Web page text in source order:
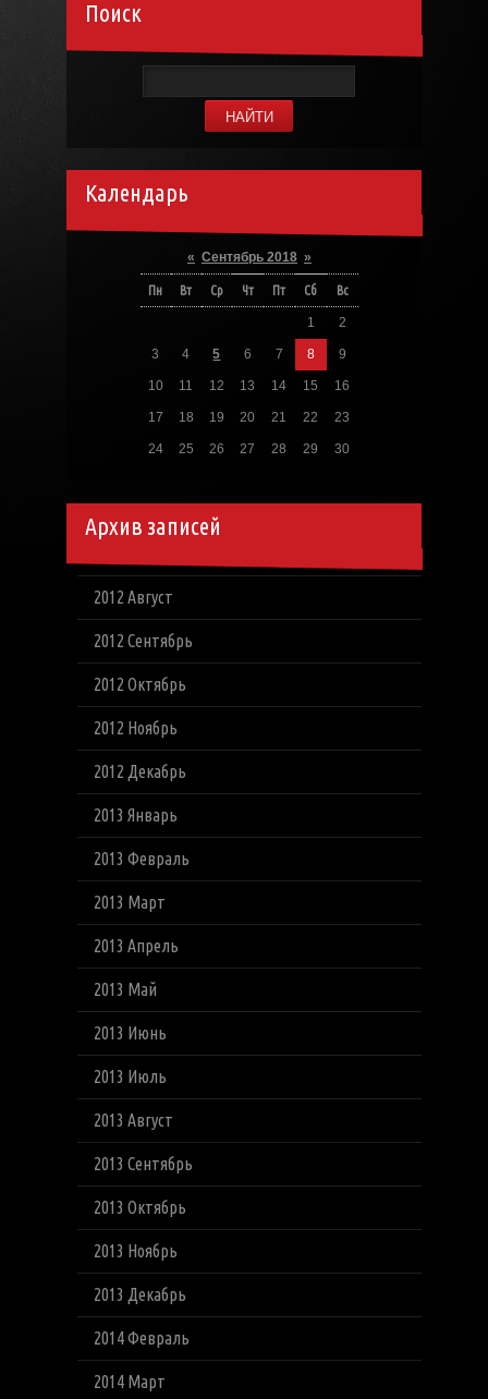
Поиск
Календарь
« Сентябрь 2018 »
Пн Вт Ср Чт Пт Сб Вс
1 2
3 4 5 6 7 8 9
10 11 12 13 14 15 16
17 18 19 20 21 22 23
24 25 26 27 28 29 30
Архив записей
2012 Август
2012 Сентябрь
2012 Октябрь
2012 Ноябрь
2012 Декабрь
2013 Январь
2013 Февраль
2013 Март
2013 Апрель
2013 Май
2013 Июнь
2013 Июль
2013 Август
2013 Сентябрь
2013 Октябрь
2013 Ноябрь
2013 Декабрь
2014 Февраль
2014 Март